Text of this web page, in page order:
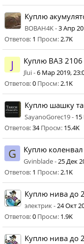
Куплю
BOBAH4K -3 Апр
Ответов: 1 Просм:2.7K
J Куплю ВАЗ 2106
Jlui -6 Мар 2019,
Ответов:0 Просм:2.1K
Куплю шашку
SayanoGorec19 -
Ответов:34 Просм: 15.4K
G Куплю
Gvinblade -25 Дек
Ответов: 1 Просм:2.1K
Куплю нива до
электрик -24 Окт
Ответов:0 Просм: 1.9K
Куплю нива до